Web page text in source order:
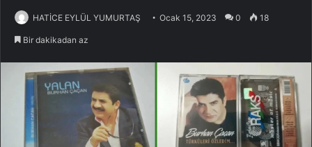
HATİCE EYLÜL YUMURTAŞ Ocak 15, 2023 0 18
Bir dakikadan az